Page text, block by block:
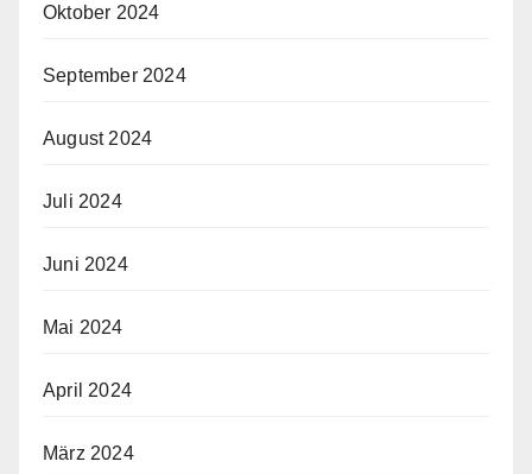
Oktober 2024
September 2024
August 2024
Juli 2024
Juni 2024
Mai 2024
April 2024
März 2024